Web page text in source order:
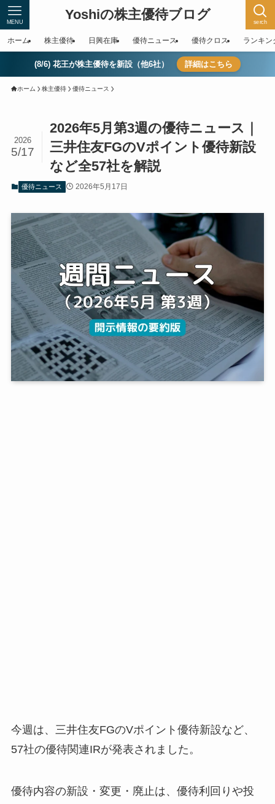
Yoshiの株主優待ブログ serch
MENU
ホーム 株主優待 日興在庫 優待ニュース 優待クロス ランキン
(8/6) 花王が株主優待を新設（他6社） 詳細はこちら
ホーム 株主優待 優待ニュース
2026年5月第3週の優待ニュース｜
三井住友FGのVポイント優待新設
など全57社を解説
2026
5/17
優待ニュース 2026年5月17日
今週は、三井住友FGのVポイント優待新設など、
57社の優待関連IRが発表されました。
優待内容の新設・変更・廃止は、優待利回りや投